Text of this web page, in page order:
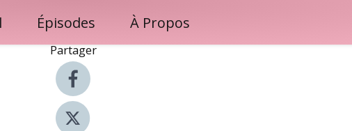
Épisodes À Propos
Partager